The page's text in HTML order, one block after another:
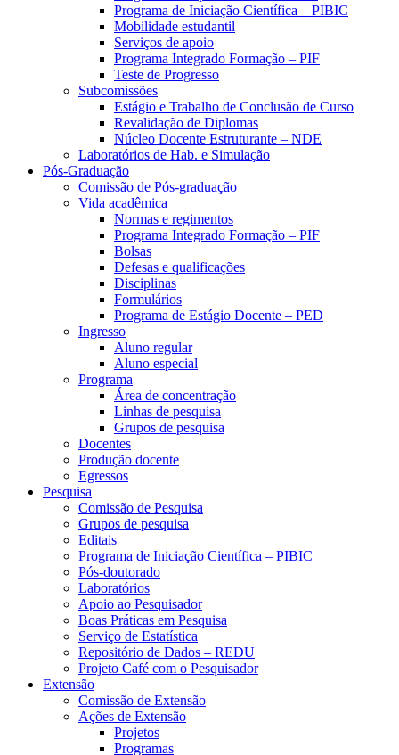
Programa de Iniciação Científica – PIBIC
Mobilidade estudantil
Serviços de apoio
Programa Integrado Formação – PIF
Teste de Progresso
Subcomissões
Estágio e Trabalho de Conclusão de Curso
Revalidação de Diplomas
Núcleo Docente Estruturante – NDE
Laboratórios de Hab. e Simulação
Pós-Graduação
Comissão de Pós-graduação
Vida acadêmica
Normas e regimentos
Programa Integrado Formação – PIF
Bolsas
Defesas e qualificações
Disciplinas
Formulários
Programa de Estágio Docente – PED
Ingresso
Aluno regular
Aluno especial
Programa
Área de concentração
Linhas de pesquisa
Grupos de pesquisa
Docentes
Produção docente
Egressos
Pesquisa
Comissão de Pesquisa
Grupos de pesquisa
Editais
Programa de Iniciação Científica – PIBIC
Pós-doutorado
Laboratórios
Apoio ao Pesquisador
Boas Práticas em Pesquisa
Serviço de Estatística
Repositório de Dados – REDU
Projeto Café com o Pesquisador
Extensão
Comissão de Extensão
Ações de Extensão
Projetos
Programas